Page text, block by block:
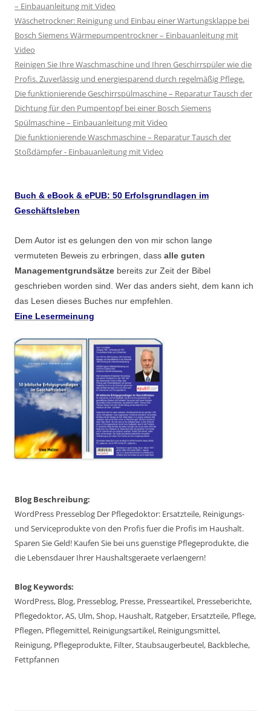
– Einbauanleitung mit Video
Wäschetrockner: Reinigung und Einbau einer Wartungsklappe bei
Bosch Siemens Wärmepumpentrockner – Einbauanleitung mit
Video
Reinigen Sie Ihre Waschmaschine und Ihren Geschirrspüler wie die
Profis. Zuverlässig und energiesparend durch regelmäßig Pflege.
Die funktionierende Geschirrspülmaschine – Reparatur Tausch der
Dichtung für den Pumpentopf bei einer Bosch Siemens
Spülmaschine – Einbauanleitung mit Video
Die funktionierende Waschmaschine – Reparatur Tausch der
Stoßdämpfer - Einbauanleitung mit Video
Buch & eBook & ePUB: 50 Erfolsgrundlagen im
Geschäftsleben
Dem Autor ist es gelungen den von mir schon lange
vermuteten Beweis zu erbringen, dass alle guten
Managementgrundsätze bereits zur Zeit der Bibel
geschrieben worden sind. Wer das anders sieht, dem kann ich
das Lesen dieses Buches nur empfehlen.
Eine Lesermeinung
Blog Beschreibung:
WordPress Presseblog Der Pflegedoktor: Ersatzteile, Reinigungs-
und Serviceprodukte von den Profis fuer die Profis im Haushalt.
Sparen Sie Geld! Kaufen Sie bei uns guenstige Pflegeprodukte, die
die Lebensdauer Ihrer Haushaltsgeraete verlaengern!
Blog Keywords:
WordPress, Blog, Presseblog, Presse, Presseartikel, Presseberichte,
Pflegedoktor, AS, Ulm, Shop, Haushalt, Ratgeber, Ersatzteile, Pflege,
Pflegen, Pflegemittel, Reinigungsartikel, Reinigungsmittel,
Reinigung, Pflegeprodukte, Filter, Staubsaugerbeutel, Backbleche,
Fettpfannen